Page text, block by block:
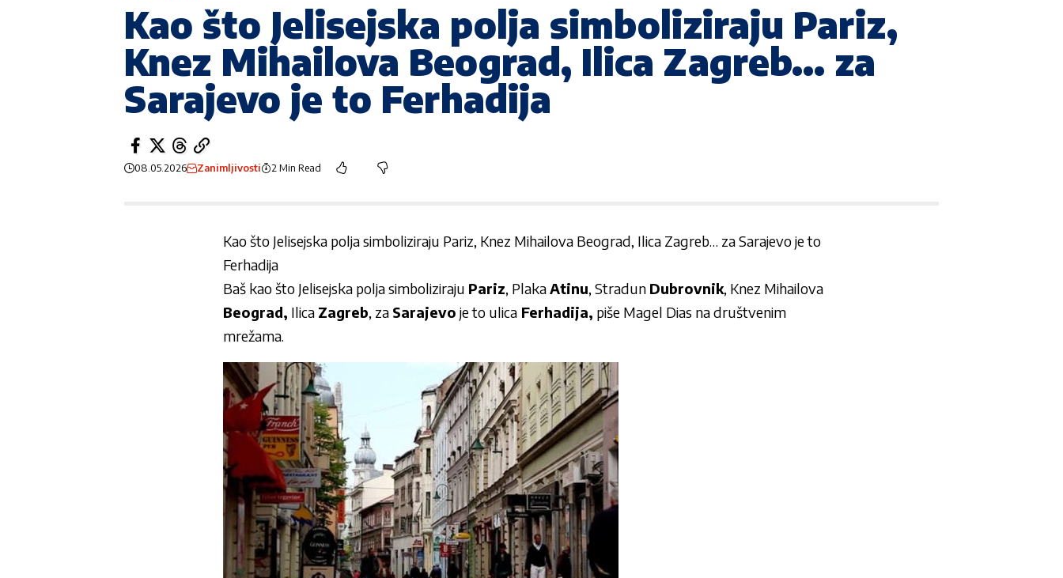
Kao što Jelisejska polja simboliziraju Pariz,
Knez Mihailova Beograd, Ilica Zagreb… za
Sarajevo je to Ferhadija
08.05.2026 Zanimljivosti 2 Min Read
Kao što Jelisejska polja simboliziraju Pariz, Knez Mihailova Beograd, Ilica Zagreb… za Sarajevo je to
Ferhadija
Baš kao što Jelisejska polja simboliziraju Pariz, PlakaAtinu, Stradun Dubrovnik, Knez Mihailova
Beograd, Ilica Zagreb, za Sarajevo je to ulica Ferhadija, piše Magel Dias na društvenim
mrežama.